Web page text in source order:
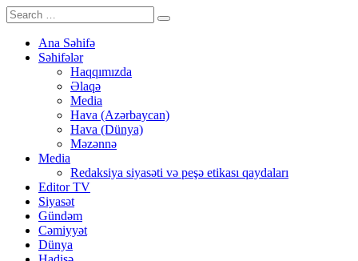
Ana Səhifə
Səhifələr
Haqqımızda
Əlaqə
Media
Hava (Azərbaycan)
Hava (Dünya)
Məzənnə
Media
Redaksiya siyasəti və peşə etikası qaydaları
Editor TV
Siyasət
Gündəm
Cəmiyyət
Dünya